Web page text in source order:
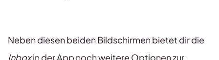
Neben diesen beiden Bildschirmen bietet dir die
Inboxin der App noch weitere Optionen zur